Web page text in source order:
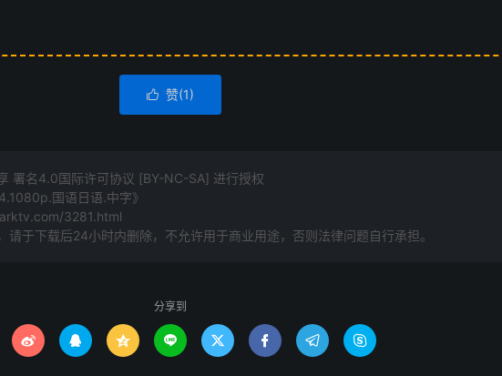
 赞(1)
署名4.0国际许可协议 [BY-NC-SA] 进行授权
国语日语.中字》
3281.html
请于下载后24小时内删除，不允许用于商业用途，否则法律问题自行承担。
分享到
       